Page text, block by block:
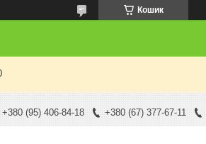
Кошик
+380 (95) 406-84-18 +380 (67) 377-67-11